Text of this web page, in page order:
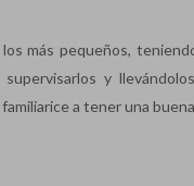
más pequeños,
y
a tener una